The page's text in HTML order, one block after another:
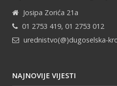
Josipa Zorića 21a
01 2753 419, 01 2753 012
urednistvo(@)dugoselska-
NAJNOVIJE VIJESTI